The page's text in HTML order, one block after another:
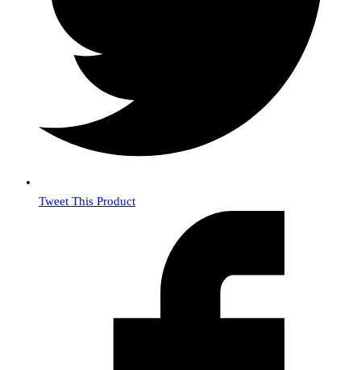
Tweet This Product